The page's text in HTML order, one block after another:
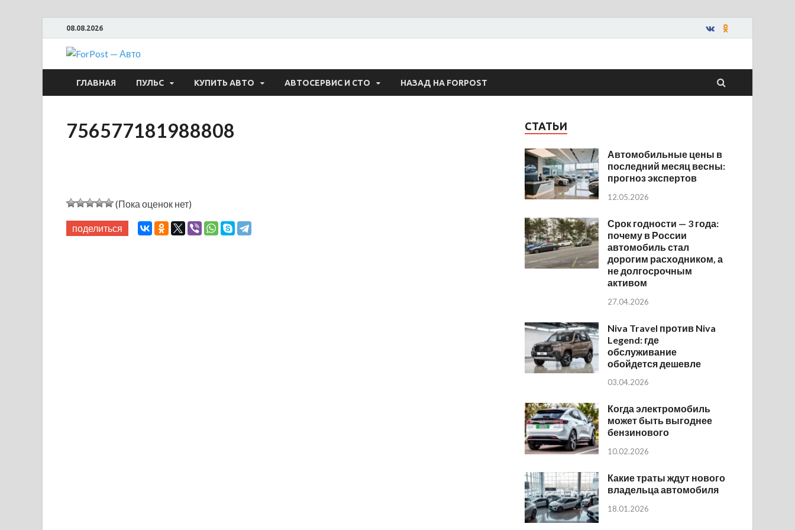
08.08.2026
ForPost — Авто
ГЛАВНАЯ ПУЛЬС КУПИТЬ АВТО АВТОСЕРВИС И СТО НАЗАД НА FORPOST
756577181988808
(Пока оценок нет)
поделиться
СТАТЬИ
Автомобильные цены в
последний месяц весны:
прогноз экспертов
12.05.2026
Срок годности — 3 года:
почему в России
автомобиль стал
дорогим расходником, а
не долгосрочным
активом
27.04.2026
Niva Travel против Niva
Legend: где
обслуживание
обойдется дешевле
03.04.2026
Когда электромобиль
может быть выгоднее
бензинового
10.02.2026
Какие траты ждут нового
владельца автомобиля
18.01.2026